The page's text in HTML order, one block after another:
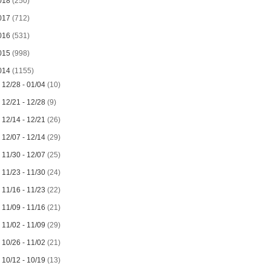
(712)
(531)
(998)
(1155)
12/28 - 01/04(10)
12/21 - 12/28(9)
12/14 - 12/21(26)
12/07 - 12/14(29)
11/30 - 12/07(25)
11/23 - 11/30(24)
11/16 - 11/23(22)
11/09 - 11/16(21)
11/02 - 11/09(29)
10/26 - 11/02(21)
10/12 - 10/19(13)